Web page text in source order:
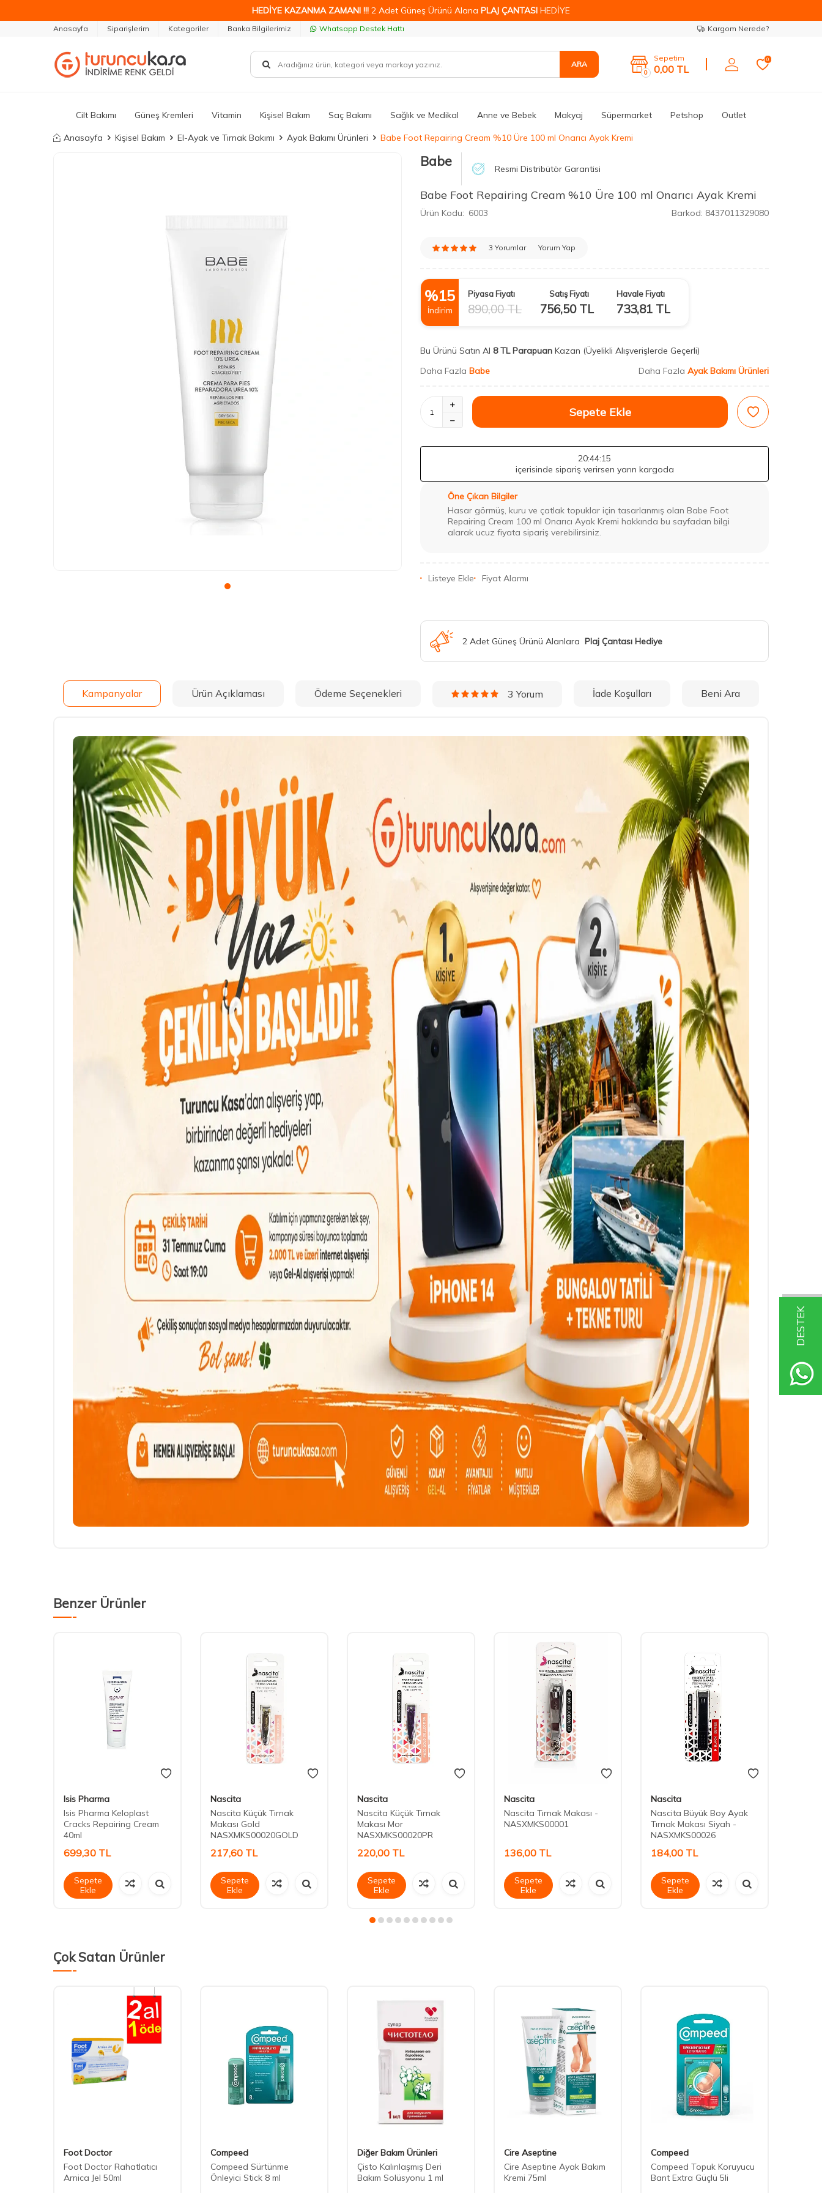
DESTEK
HEDİYE KAZANMA ZAMANI !!! 2 Adet Güneş Ürünü Alana PLAJ ÇANTASI HEDİYE
Anasayfa Siparişlerim Kategoriler Banka Bilgilerimiz Whatsapp Destek Hattı Kargom Nerede?
ARA
0
Sepetim
0,00 TL
0
Cilt Bakımı Güneş Kremleri Vitamin Kişisel Bakım Saç Bakımı Sağlık ve Medikal Anne ve Bebek Makyaj Süpermarket Petshop Outlet
Anasayfa Kişisel Bakım El-Ayak ve Tırnak Bakımı Ayak Bakımı Ürünleri Babe Foot Repairing Cream %10 Üre 100 ml Onarıcı Ayak Kremi
Babe Resmi Distribütör Garantisi
Babe Foot Repairing Cream %10 Üre 100 ml Onarıcı Ayak Kremi
Ürün Kodu: 6003 Barkod: 8437011329080
3 Yorumlar Yorum Yap
%15
İndirim
Piyasa Fiyatı
890,00TL
Satış Fiyatı
756,50TL
Havale Fiyatı
733,81 TL
Bu Ürünü Satın Al 8 TL Parapuan Kazan (Üyelikli Alışverişlerde Geçerli)
Daha Fazla Babe Daha Fazla Ayak Bakımı Ürünleri
Sepete Ekle
20:44:13
içerisinde sipariş verirsen yarın kargoda
Öne Çıkan Bilgiler
Hasar görmüş, kuru ve çatlak topuklar için tasarlanmış olan Babe Foot
Repairing Cream 100 ml Onarıcı Ayak Kremi hakkında bu sayfadan bilgi
alarak ucuz fiyata sipariş verebilirsiniz.
Listeye Ekle Fiyat Alarmı
2 Adet Güneş Ürünü Alanlara Plaj Çantası Hediye
Kampanyalar Ürün Açıklaması Ödeme Seçenekleri 3 Yorum İade Koşulları Beni Ara
Benzer Ürünler
Isis Pharma
Isis Pharma Keloplast
Cracks Repairing Cream
40ml
699,30 TL
Sepete
Ekle
Nascita
Nascita Küçük Tırnak
Makası Gold
NASXMKS00020GOLD
217,60 TL
Sepete
Ekle
Nascita
Nascita Küçük Tırnak
Makası Mor
NASXMKS00020PR
220,00 TL
Sepete
Ekle
Nascita
Nascita Tırnak Makası -
NASXMKS00001
136,00 TL
Sepete
Ekle
Nascita
Nascita Büyük Boy Ayak
Tırnak Makası Siyah -
NASXMKS00026
184,00 TL
Sepete
Ekle
Çok Satan Ürünler
Foot Doctor
Foot Doctor Rahatlatıcı
Arnica Jel 50ml
Compeed
Compeed Sürtünme
Önleyici Stick 8 ml
Diğer Bakım Ürünleri
Çisto Kalınlaşmış Deri
Bakım Solüsyonu 1 ml
Cire Aseptine
Cire Aseptine Ayak Bakım
Kremi 75ml
Compeed
Compeed Topuk Koruyucu
Bant Extra Güçlü 5li